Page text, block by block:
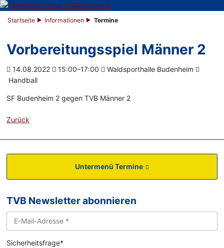
Startseite Informationen Termine
Vorbereitungsspiel Männer 2
14.08.2022 15:00–17:00
Waldsporthalle Budenheim
Handball
SF Budenheim 2 gegen TVB Männer 2
Zurück
Untermenü Termine
TVB Newsletter abonnieren
Sicherheitsfrage*